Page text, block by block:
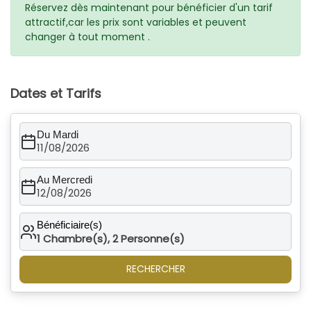
Réservez dès maintenant pour bénéficier d'un tarif
attractif,car les prix sont variables et peuvent
changer à tout moment .
Dates et Tarifs
Du Mardi
11/08/2026
Au Mercredi
12/08/2026
Bénéficiaire(s)
1 Chambre(s),2Personne(s)
RECHERCHER